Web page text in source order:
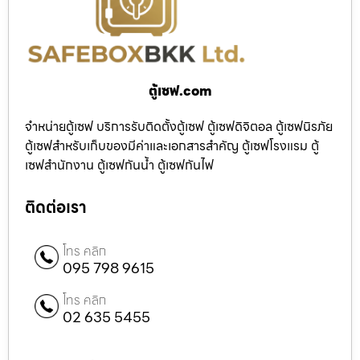
ตู้เซฟ.com
จำหน่ายตู้เซฟ บริการรับติดตั้งตู้เซฟ ตู้เซฟดิจิตอล ตู้เซฟนิรภัย
ตู้เซฟสำหรับเก็บของมีค่าและเอกสารสำคัญ ตู้เซฟโรงแรม ตู้
เซฟสำนักงาน ตู้เซฟกันน้ำ ตู้เซฟกันไฟ
ติดต่อเรา
โทร คลิก
095 798 9615
โทร คลิก
02 635 5455